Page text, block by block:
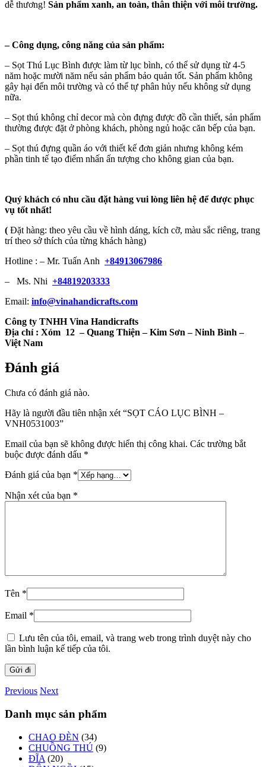
dễ thương! Sản phẩm xanh, an toàn, thân thiện với môi trường.
–Công dụng, công năng của sản phẩm:
– Sọt Thú Lục Bình được làm từ lục bình, có thể sử dụng từ 4-5
năm hoặc mười năm nếu sản phẩm bảo quản tốt. Sản phẩm không
gây hại đến môi trường và có thể tự phân hủy nếu không sử dụng
nữa.
– Sọt thú không chỉ decor mà còn đựng được đồ cần thiết, sản phẩm
thường được đặt ở phòng khách, phòng ngủ hoặc căn bếp của bạn.
– Sọt thú đựng quần áo với thiết kế đơn giản nhưng không kém
phần tinh tế tạo điểm nhấn ấn tượng cho không gian của bạn.
Quý khách có nhu cầu đặt hàng vui lòng liên hệ để được phục
vụ tốt nhất!
( Đặt hàng: theo yêu cầu về hình dáng, kích cỡ, màu sắc riêng, trang
trí theo sở thích của từng khách hàng)
Hotline : – Mr. Tuấn Anh +84913067986
– Ms. Nhi +84819203333
Email: info@vinahandicrafts.com
Công ty TNHH Vina Handicrafts
Địa chỉ : Xóm 12 – Quang Thiện – Kim Sơn – Ninh Bình –
Việt Nam
Đánh giá
Chưa có đánh giá nào.
Hãy là người đầu tiên nhận xét “SỌT CÁO LỤC BÌNH –
VNH0531003”
Email của bạn sẽ không được hiển thị công khai. Các trường bắt
buộc được đánh dấu *
Đánh giá của bạn *
Nhận xét của bạn *
Tên *
Email *
Lưu tên của tôi, email, và trang web trong trình duyệt này cho
lần bình luận kế tiếp của tôi.
Previous Next
Danh mục sản phẩm
CHAO ĐÈN (34)
CHUỒNG THÚ (9)
ĐĨA (20)